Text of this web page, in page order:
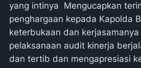
yang intinya Mengucapkan
penghargaan kepada Kapolda
keterbukaan dan kerjasamanya
pelaksanaan audit kinerja
dan tertib dan mengapresiasi